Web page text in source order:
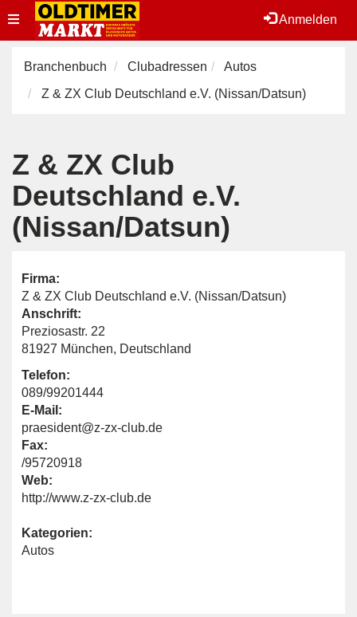
Anmelden
Toggle
navigation
Branchenbuch Clubadressen
Autos
Z & ZX Club Deutschland e.V. (Nissan/Datsun)
Z & ZX Club
Deutschland e.V.
(Nissan/Datsun)
Firma:
Z & ZX Club Deutschland e.V. (Nissan/Datsun)
Anschrift:
Preziosastr. 22
81927 München, Deutschland
Telefon:
089/99201444
E-Mail:
praesident@z-zx-club.de
Fax:
/95720918
Web:
http://www.z-zx-club.de
Kategorien:
Autos